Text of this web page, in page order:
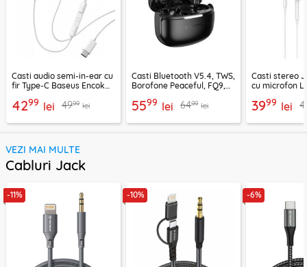
Casti audio semi-in-ear cu
fir Type-C Baseus Encok
4299 lei 4999 lei
Casti Bluetooth V5.4, TWS,
Borofone Peaceful, FQ9,
5599 lei 6499 lei
Casti stereo
cu microfon
3999 lei
VEZI MAI MULTE
Cabluri Jack
-11% -10% -6%